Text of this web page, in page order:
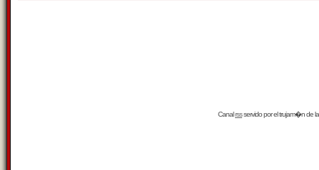
Canalrssservido por eltrujam�nde